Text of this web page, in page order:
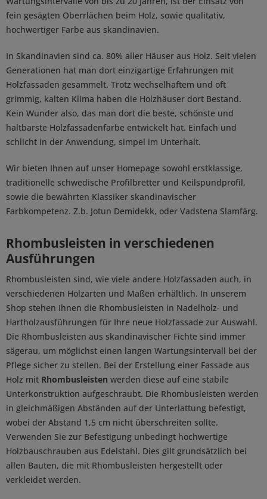
fein gesägten Oberrlächen beim Holz, sowie qualitativ,
hochwertiger Farbe aus skandinavien.
In Skandinavien sind ca. 80% aller Häuser aus Holz. Seit vielen
Generationen hat man dort einzigartige Erfahrungen mit
Holzfassaden gesammelt. Trotz wechselhaftem und oft
grimmig, kalten Klima haben die Holzhäuser dort Bestand.
Kein Wunder also, das man dort die beste, schönste und
haltbarste Holzfassadenfarbe entwickelt hat. Einfach und
schlicht in der Anwendung, simpel im Unterhalt.
Wir bieten Ihnen auf unser Homepage sowohl erstklassige,
traditionelle schwedische Profilbretter und Keilspundprofil,
sowie die bewährten Klassiker skandinavischer
Farbkompetenz. Z.b. Jotun Demidekk, oder Vadstena Slamfärg.
Rhombusleisten in verschiedenen
Ausführungen
Rhombusleisten sind, wie viele andere Holzfassaden auch, in
verschiedenen Holzarten und Maßen erhältlich. In unserem
Shop stehen Ihnen die Rhombusleisten in Nadelholz- und
Hartholzausführungen für Ihre neue Holzfassade zur Auswahl.
Die Rhombusleisten aus skandinavischer Fichte sind immer
sägerau, um möglichst einen langen Wartungsintervall bei der
Pflege sicher zu stellen. Bei der Erstellung einer Fassade aus
Holz mit Rhombusleisten werden diese auf eine stabile
Unterkonstruktion aufgeschraubt. Die Rhombusleisten werden
in gleichmäßigen Abständen auf der Unterlattung befestigt,
wobei der Abstand 1,5 cm nicht überschreiten sollte.
Verwenden Sie zur Befestigung unbedingt hochwertige
Holzbauschrauben aus Edelstahl. Dies gilt grundsätzlich bei
allen Bauten, die mit Rhombusleisten hergestellt oder
verkleidet werden.